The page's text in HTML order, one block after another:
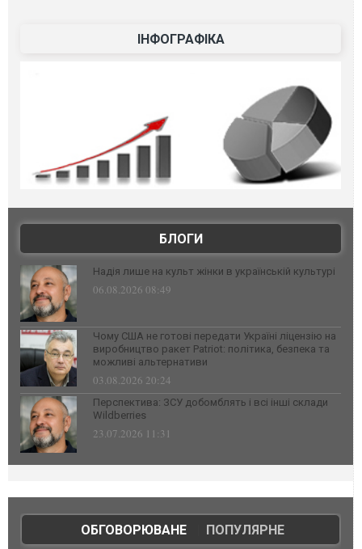
ІНФОГРАФІКА
БЛОГИ
Надія лише на культ жінки в українській культурі
06.08.2026 08:49
Чому США не готові передати Україні ліцензію на
виробництво ракет Patriot: політика, безпека та
можливі альтернативи
03.08.2026 20:24
Перспектива: ЗСУ добомблять і всі інші склади
Wildberries
23.07.2026 11:31
ОБГОВОРЮВАНЕ| ПОПУЛЯРНЕ